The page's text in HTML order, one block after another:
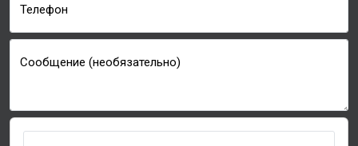
Телефон
Сообщение (необязательно)